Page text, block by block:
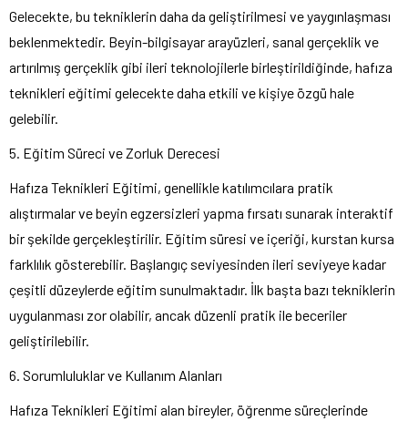
Gelecekte, bu tekniklerin daha da geliştirilmesi ve yaygınlaşması
beklenmektedir. Beyin-bilgisayar arayüzleri, sanal gerçeklik ve
artırılmış gerçeklik gibi ileri teknolojilerle birleştirildiğinde, hafıza
teknikleri eğitimi gelecekte daha etkili ve kişiye özgü hale
gelebilir.
5. Eğitim Süreci ve Zorluk Derecesi
Hafıza Teknikleri Eğitimi, genellikle katılımcılara pratik
alıştırmalar ve beyin egzersizleri yapma fırsatı sunarak interaktif
bir şekilde gerçekleştirilir. Eğitim süresi ve içeriği, kurstan kursa
farklılık gösterebilir. Başlangıç seviyesinden ileri seviyeye kadar
çeşitli düzeylerde eğitim sunulmaktadır. İlk başta bazı tekniklerin
uygulanması zor olabilir, ancak düzenli pratik ile beceriler
geliştirilebilir.
6. Sorumluluklar ve Kullanım Alanları
Hafıza Teknikleri Eğitimi alan bireyler, öğrenme süreçlerinde